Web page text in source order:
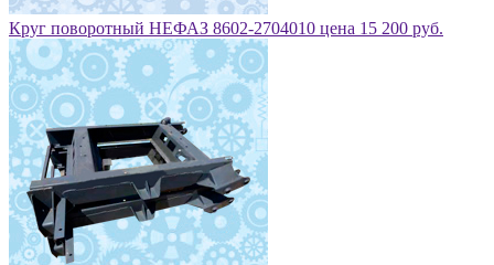
Круг поворотный НЕФАЗ 8602-2704010 цена 15 200 руб.